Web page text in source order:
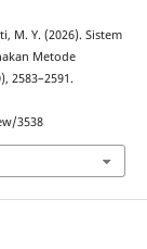
M. Y. (2026). Sistem
Metode
2583–2591.
3538